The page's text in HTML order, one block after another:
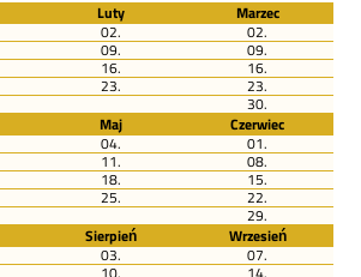
Luty
Marzec
02. 02.
09. 09.
16. 16.
23. 23.
30.
Maj
Czerwiec
04. 01.
11. 08.
18. 15.
25. 22.
29.
Sierpień
Wrzesień
03. 07.